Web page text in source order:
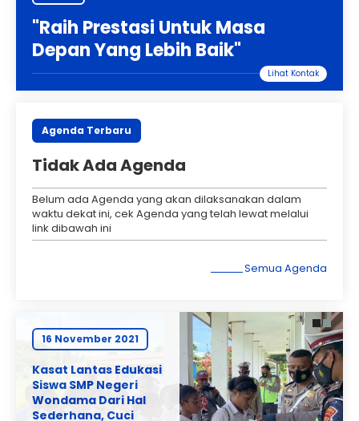
"Raih Prestasi Untuk Masa
Depan Yang Lebih Baik"
Agenda Terbaru
Tidak Ada Agenda
Belum ada Agenda yang akan dilaksanakan dalam
waktu dekat ini, cek Agenda yang telah lewat melalui
link dibawah ini
Semua Agenda
16 November 2021
Kasat Lantas Edukasi
Siswa SMP Negeri
Wondama Dari Hal
Sederhana, Cuci
16 November 2021
Kepala SMP Negeri
Rasiei, Teluk
Wondama
didampingi Kasat